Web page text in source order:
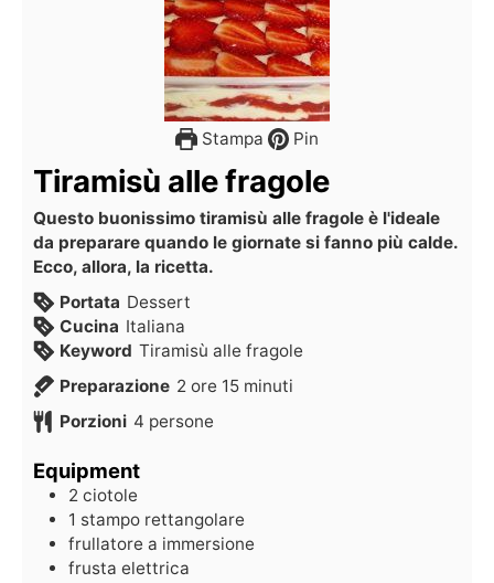
Stampa Pin
Tiramisù alle fragole
Questo buonissimo tiramisù alle fragole è l'ideale
da preparare quando le giornate si fanno più calde.
Ecco, allora, la ricetta.
Portata Dessert
Cucina Italiana
Keyword Tiramisù alle fragole
Preparazione 2 ore 15 minuti
Porzioni 4 persone
Equipment
2 ciotole
1 stampo rettangolare
frullatore a immersione
frusta elettrica